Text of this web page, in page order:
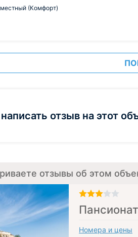
(Комфорт)
отзыв на этот
отзывы об этом
Номера и цены